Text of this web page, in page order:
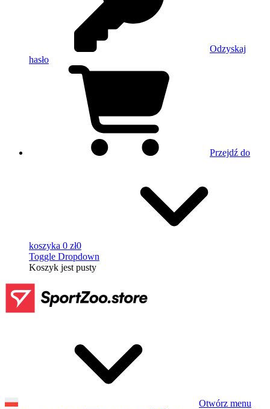
Odzyskaj
hasło
Przejdź do
koszyka 0 zł0
Toggle Dropdown
Koszyk jest pusty
Otwórz menu